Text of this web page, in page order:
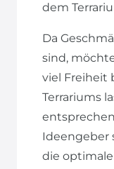
dem
Da
sind,
viel Freiheit
Terrariums
Ideengeber
die